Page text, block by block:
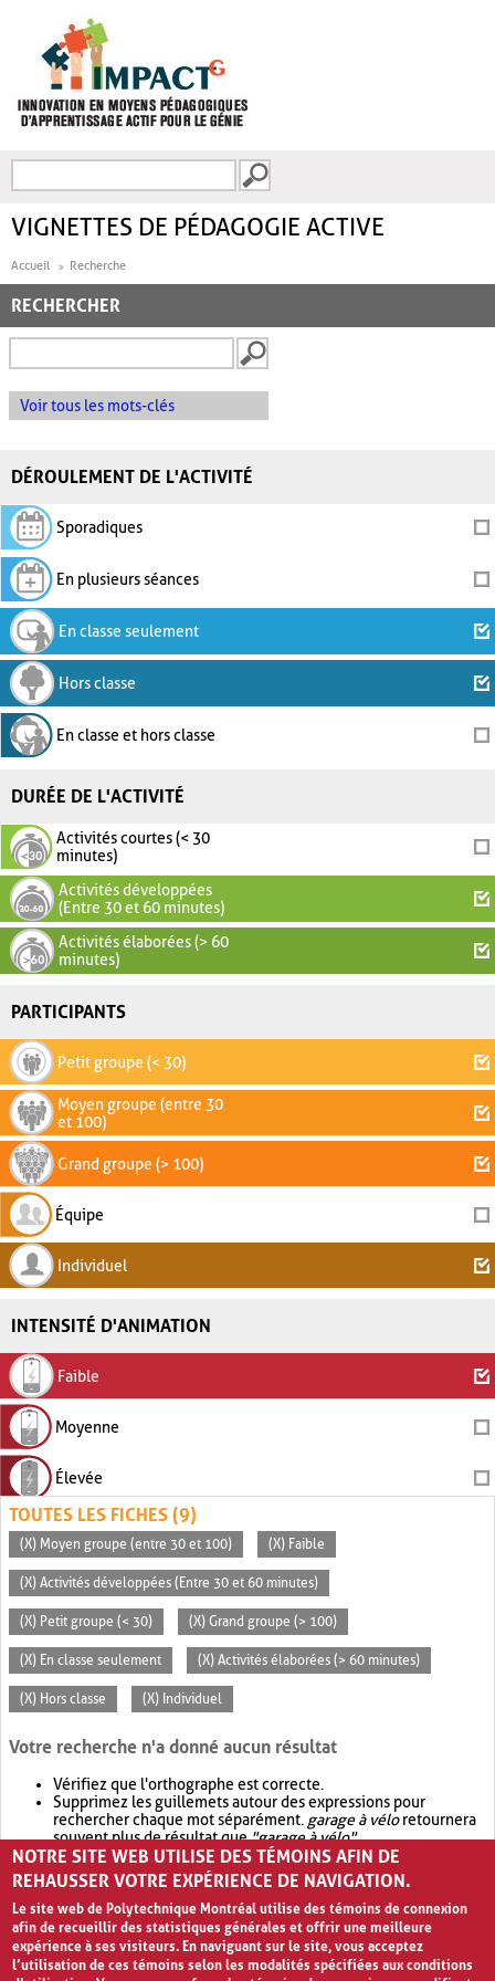
FORMULAIRE DE
VIGNETTES DE PÉDAGOGIE ACTIVE
Accueil Recherche
RECHERCHER
Voir tous les mots-clés
DÉROULEMENT DE L'ACTIVITÉ
Sporadiques
En plusieurs séances
En classe seulement
Hors classe
En classe et hors classe
DURÉE DE L'ACTIVITÉ
Activités courtes (< 30
minutes)
Activités développées
(Entre 30 et 60 minutes)
Activités élaborées (> 60
minutes)
PARTICIPANTS
Petit groupe (< 30)
Moyen groupe (entre 30
et 100)
Grand groupe (> 100)
Équipe
Individuel
INTENSITÉ D'ANIMATION
Faible
Moyenne
Élevée
TOUTES LES FICHES (9)
(X) Moyen groupe (entre 30 et 100) (X) Faible
(X) Activités développées (Entre 30 et 60 minutes)
(X) Petit groupe (< 30) (X) Grand groupe (> 100)
(X) En classe seulement (X) Activités élaborées (> 60 minutes)
(X) Hors classe (X) Individuel
Votre recherche n'a donné aucun résultat
Vérifiez que l'orthographe est correcte.
Supprimez les guillemets autour des expressions pour
rechercher chaque mot séparément. garage à véloretournera
souvent plus de résultat que"garage à vélo".
Envisagez d'élargir votre recherche avec OR.garage OR vélo
retournera souvent plus de résultat quegarage à vélo
NOTRE SITE WEB UTILISE DES TÉMOINS AFIN DE
REHAUSSER VOTRE EXPÉRIENCE DE NAVIGATION.
Le site web de Polytechnique Montréal utilise des témoins de connexion
afin de recueillir des statistiques générales et offrir une meilleure
expérience à ses visiteurs. En naviguant sur le site, vous acceptez
l’utilisation de ces témoins selon les modalités spécifiées aux conditions